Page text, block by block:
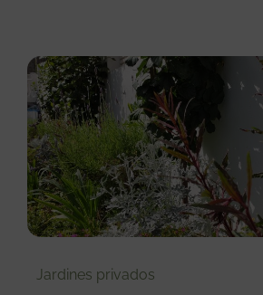
Jardines privados